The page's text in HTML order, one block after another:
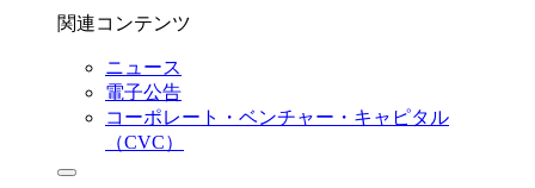
関連コンテンツ
ニュース
電子公告
コーポレート・ベンチャー・キャピタル
（CVC）